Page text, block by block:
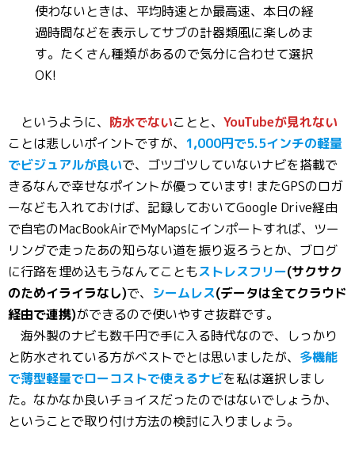
使わないときは、平均時速とか最高速、本日の経
過時間などを表示してサブの計器類風に楽しめま
す。たくさん種類があるので気分に合わせて選択
OK!
というように、 防水でないことと、 YouTubeが見れない
ことは悲しいポイントですが、 1,000円で5.5インチの軽量
でビジュアルが良いで、ゴツゴツしていないナビを搭載で
きるなんで幸せなポイントが優っています! またGPSのロガ
ーなども入れておけば、記録しておいてGoogle Drive経由
で自宅のMacBookAirでMyMapsにインポートすれば、ツー
リングで走ったあの知らない道を振り返ろうとか、ブログ
に行路を埋め込もうなんてこともストレスフリー(サクサク
のためイライラなし)で、 シームレス(データは全てクラウド
経由で連携)ができるので使いやすさ抜群です。
海外製のナビも数千円で手に入る時代なので、しっかり
と防水されている方がベストでとは思いましたが、 多機能
で薄型軽量でローコストで使えるナビを私は選択しまし
た。なかなか良いチョイスだったのではないでしょうか、
ということで取り付け方法の検討に入りましょう。